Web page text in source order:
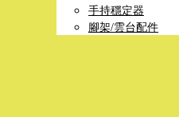
手持穩定器
腳架/雲台配件